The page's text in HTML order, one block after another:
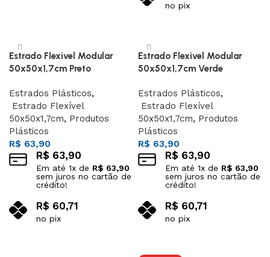
no pix
Estrado Flexivel Modular
50x50x1,7cm Preto
Estrados Plásticos,
Estrado Flexível
50x50x1,7cm, Produtos
Plásticos
R$ 63,90
R$ 63,90
Em até 1x de R$ 63,90
sem juros no cartão de
crédito!
R$ 60,71
no pix
Estrado Flexivel Modular
50x50x1,7cm Verde
Estrados Plásticos,
Estrado Flexível
50x50x1,7cm, Produtos
Plásticos
R$ 63,90
R$ 63,90
Em até 1x de R$ 63,90
sem juros no cartão de
crédito!
R$ 60,71
no pix